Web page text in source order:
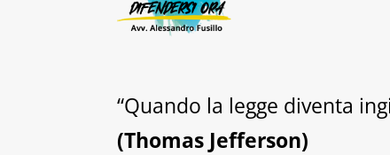
“Quando la legge diventa
(Thomas Jefferson)